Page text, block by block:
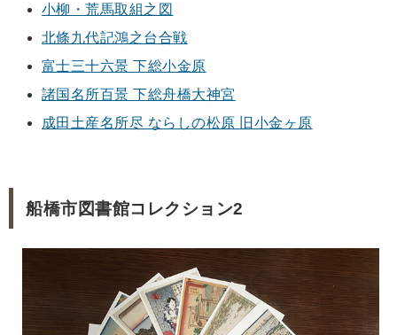
小柳・荒馬取組之図
北條九代記鴻之台合戦
富士三十六景 下総小金原
諸国名所百景 下総舟橋大神宮
成田土産名所尽 ならしの松原 旧小金ヶ原
船橋市図書館コレクション2